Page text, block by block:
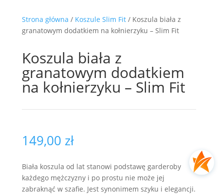
Strona główna / Koszule Slim Fit/ Koszula biała z
granatowym dodatkiem na kołnierzyku – Slim Fit
Koszula biała z
granatowym dodatkiem
na kołnierzyku – Slim Fit
149,00 zł
Biała koszula od lat stanowi podstawę garderoby
każdego mężczyzny i po prostu nie może jej
zabraknąć w szafie. Jest synonimem szyku i elegancji.